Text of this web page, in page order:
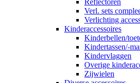
Reflectoren
Verl. sets
Verlichting
Kinderaccessoires
Kinderbellen/
Kindertassen/-
Kindervlaggen
Overige
Zijwielen